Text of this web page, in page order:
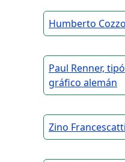
Humberto
Paul Renner,
gráfico alemán
Zino